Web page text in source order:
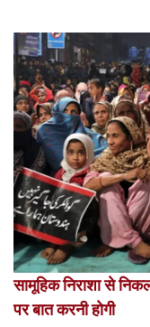
सामूहिक निराशा से
पर बात करनी होगी